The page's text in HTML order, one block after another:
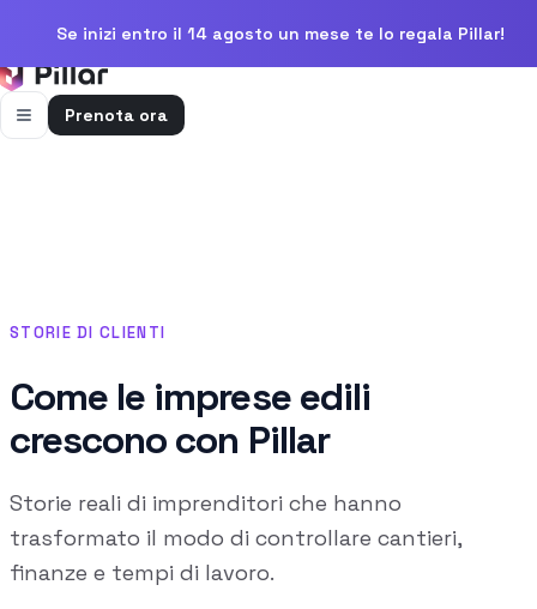
Se inizi entro il 14 agosto un mese te lo regala Pillar!
Prenota ora
Fatture attive e passive con scadenze
Preventivi
Dal computo al preventivo pronto
Gestione commessa
Margini, costi e ore per commessa
STORIE DI CLIENTI
Come le imprese edili
crescono con Pillar
Storie reali di imprenditori che hanno
trasformato il modo di controllare cantieri,
finanze e tempi di lavoro.